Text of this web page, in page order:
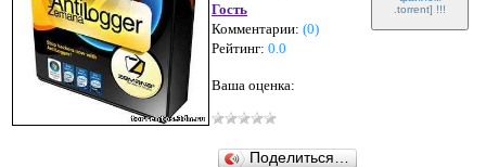
.torrent] !!!
Гость
Комментарии: (0)
Рейтинг: 0.0
Ваша оценка:
Поделиться…